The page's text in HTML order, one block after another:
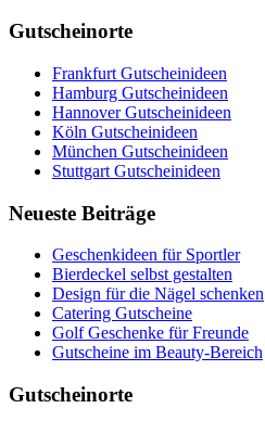
Gutscheinorte
Frankfurt Gutscheinideen
Hamburg Gutscheinideen
Hannover Gutscheinideen
Köln Gutscheinideen
München Gutscheinideen
Stuttgart Gutscheinideen
Neueste Beiträge
Geschenkideen für Sportler
Bierdeckel selbst gestalten
Design für die Nägel schenken
Catering Gutscheine
Golf Geschenke für Freunde
Gutscheine im Beauty-Bereich
Gutscheinorte